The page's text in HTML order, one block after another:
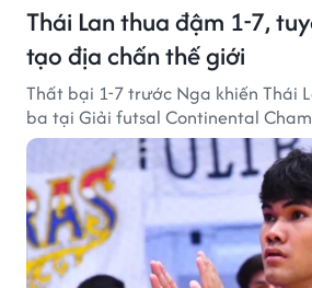
Thái Lan thua đậm 1-7,
tạo địa chấn thế giới
Thất bại 1-7 trước Nga khiến Thái
ba tại Giải futsal Continental